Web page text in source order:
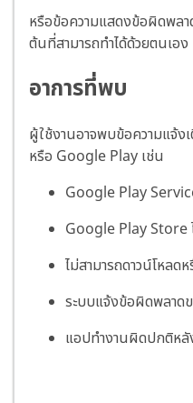
หรือข้อความแสดงข้อผิดพล
ต้นที่สามารถทำได้ด้วยตนเอง
อาการที่พบ
ผู้ใช้งานอาจพบข้อความแจ้
หรือ Google Play เช่น
Google Play
Google Play Store
ไม่สามารถดาวน์โหลด
ระบบแจ้งข้อผิดพลา
แอปทำงานผิดปกติหลั